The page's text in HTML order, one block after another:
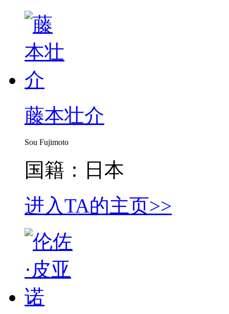
藤本壮介
Sou Fujimoto
国籍：日本
进入TA的主页>>